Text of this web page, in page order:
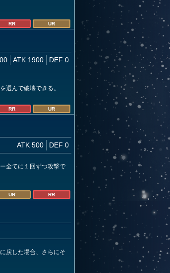
RR UR
ATK 1900 DEF 0
選んで破壊できる。
RR UR
ATK 500 DEF 0
全てに１回ずつ攻撃で
UR RR
戻した場合、さらにそ